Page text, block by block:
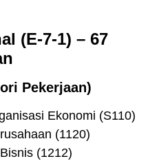
(E-7-1) – 67
Pekerjaan)
Ekonomi (S110)
(1120)
(1212)